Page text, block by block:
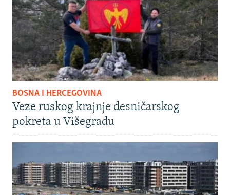
BOSNA I HERCEGOVINA
Veze ruskog krajnje desničarskog
pokreta u Višegradu